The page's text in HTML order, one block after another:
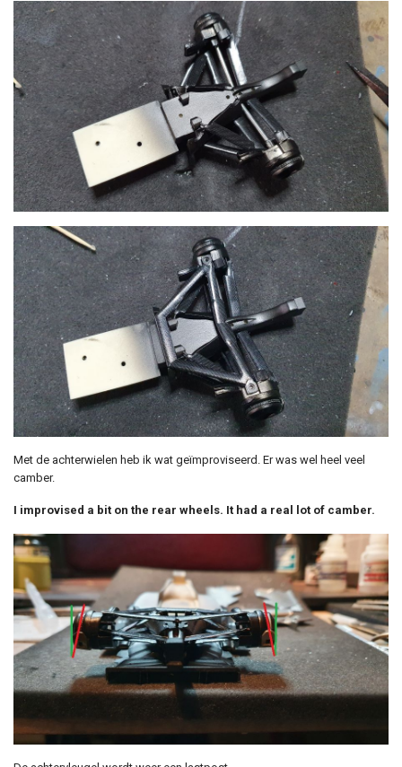
Met de achterwielen heb ik wat geïmproviseerd. Er was wel heel veel
camber.
I improvised a bit on the rear wheels. It had a real lot of camber.